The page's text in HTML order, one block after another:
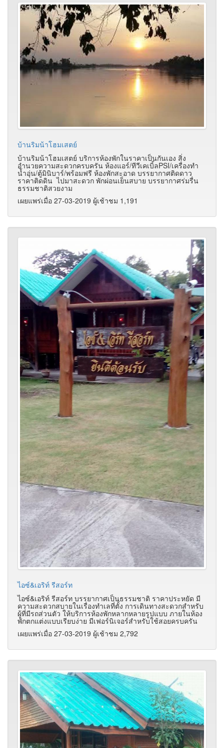
บ้านริมน้าโฮมเสตย์
บ้านริมน้าโฮมเสตย์ บริการห้องพักในราคาเป็นกันเอง สิ่ง
อำนวยความสะดวกครบครัน ห้องแอร์/ทีวีเคเบิ้ลPSI/เครื่องทำ
น้ำอุ่น/ตู้มินิบาร์/พร้อมฟรี ห้องพักสะอาด บรรยากาศติดดาว
ราคาติดดิน ไปมาสะดวก พักผ่อนเย็นสบาย บรรยากาศร่มรื่น
ธรรมชาติสวยงาม
เผยแพร่เมื่อ 27-03-2019 ผู้เช้าชม 1,191
ไอซ์&เอริท์ รีสอร์ท
ไอซ์&เอริท์ รีสอร์ท บรรยากาศเป็นธรรมชาติ ราคาประหยัด มี
ความสะดวกสบายในเรื่องทำเลที่ตั้ง การเดินทางสะดวกสำหรับ
ผู้ที่มีรถส่วนตัว ให้บริการห้องพักหลากหลายรูปแบบ ภายในห้อง
พักตกแต่งแบบเรียบง่าย มีเฟอร์นิเจอร์สำหรับใช้สอยครบครัน
เผยแพร่เมื่อ 27-03-2019 ผู้เช้าชม 2,792